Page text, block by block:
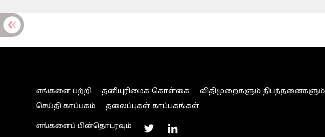
எங்களை பற்றி தனியுரிமைக் கொள்கை விதிமுறைகளும் நிபந்தனைகளும்
செய்தி காப்பகம்
தலைப்புகள் காப்பகங்கள்
எங்களைப் பின்தொடரவும்